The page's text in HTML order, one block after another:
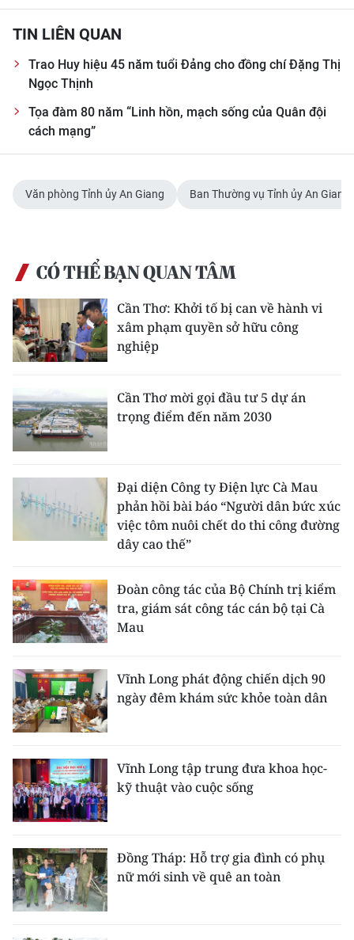
Bắc Trung Bộ
Duyên hải Nam Trung Bộ và Tây
Nguyên
Đông Nam Bộ
Đồng bằng sông Cửu Long
Chuyên trang Hà Nội
CHUYÊN ĐỀ
CÁC CHUYÊN TRANG
VỀ BÁO NHÂN DÂN
THỜI NAY
NHÂN DÂN CUỐI TUẦN
MUA BÁO
ĐỌC BÁO IN
ENGLISH
中文
FRANÇAIS
РУССКИЙ
한국어
TIN LIÊN QUAN
Trao Huy hiệu 45 năm tuổi Đảng cho đồng chí Đặng Thị
Ngọc Thịnh
Tọa đàm 80 năm “Linh hồn, mạch sống của Quân đội
cách mạng”
Văn phòng Tỉnh ủy An Giang Ban Thường vụ Tỉnh ủy An Giang
CÓ THỂ BẠN QUAN TÂM
Cần Thơ: Khởi tố bị can về hành vi
xâm phạm quyền sở hữu công
nghiệp
Cần Thơ mời gọi đầu tư 5 dự án
trọng điểm đến năm 2030
Đại diện Công ty Điện lực Cà Mau
phản hồi bài báo “Người dân bức xúc
việc tôm nuôi chết do thi công đường
dây cao thế”
Đoàn công tác của Bộ Chính trị kiểm
tra, giám sát công tác cán bộ tại Cà
Mau
Vĩnh Long phát động chiến dịch 90
ngày đêm khám sức khỏe toàn dân
Vĩnh Long tập trung đưa khoa học-
kỹ thuật vào cuộc sống
Đồng Tháp: Hỗ trợ gia đình có phụ
nữ mới sinh về quê an toàn